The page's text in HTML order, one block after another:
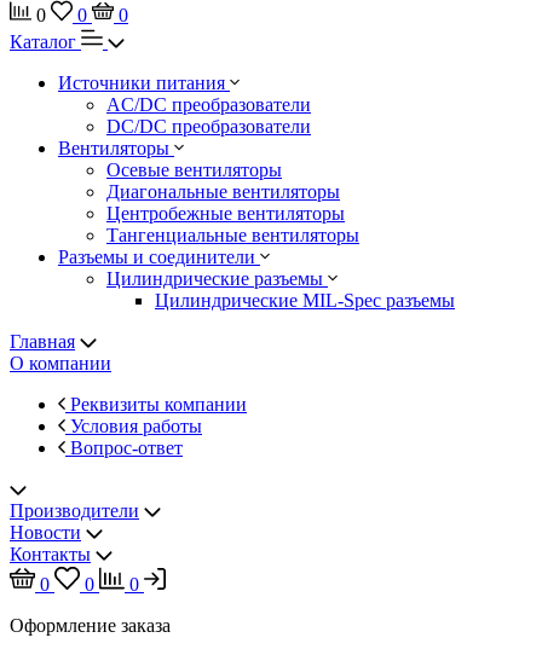
0 0
0
Каталог
Источники питания
AC/DC преобразователи
DC/DC преобразователи
Вентиляторы
Осевые вентиляторы
Диагональные вентиляторы
Центробежные вентиляторы
Тангенциальные вентиляторы
Разъемы и соединители
Цилиндрические разъемы
Цилиндрические MIL-Spec разъемы
Главная
О компании
Реквизиты компании
Условия работы
Вопрос-ответ
Производители
Новости
Контакты
0
0
0
Оформление заказа